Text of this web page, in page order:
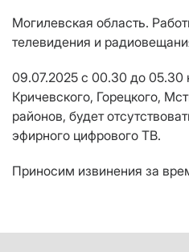
Могилевская область.
телевидения и
09.07.2025 с 00.30 до 05.30
Кричевского, Горецкого,
районов, будет
эфирного цифрового ТВ.
Приносим извинения за